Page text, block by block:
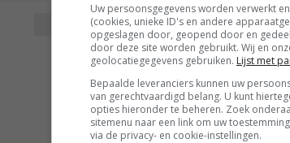
MEER MARKTPRIJZEN
Uw persoonsgegevens worden verwerkt
(cookies, unieke ID's en andere
opgeslagen door, geopend door en
door deze site worden gebruikt. Wij en
geolocatiegegevens gebruiken. Lijst met
Bepaalde leveranciers kunnen uw
van gerechtvaardigd belang. U kunt
opties hieronder te beheren. Zoek
sitemenu naar een link om uw
via de privacy- en cookie-instellingen.